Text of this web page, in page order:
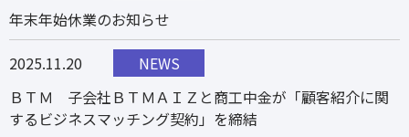
年末年始休業のお知らせ
2025.11.20
NEWS
ＢＴＭ 子会社ＢＴＭＡＩＺと商工中金が「顧客紹介に関
するビジネスマッチング契約」を締結